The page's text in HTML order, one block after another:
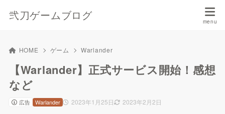
弐刀ゲームブログ
HOME ゲーム Warlander
【Warlander】正式サービス開始！感想
など
広告 2023年1月25日 2023年2月2日
Warlander